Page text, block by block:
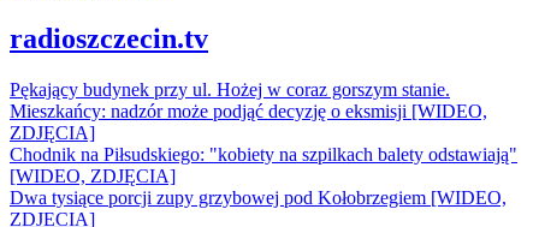
radioszczecin.tv
Pękający budynek przy ul. Hożej w coraz gorszym stanie.
Mieszkańcy: nadzór może podjąć decyzję o eksmisji [WIDEO,
ZDJĘCIA]
Chodnik na Piłsudskiego: "kobiety na szpilkach balety odstawiają"
[WIDEO, ZDJĘCIA]
Dwa tysiące porcji zupy grzybowej pod Kołobrzegiem [WIDEO,
ZDJECIA]